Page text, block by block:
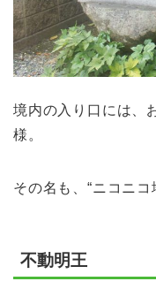
境内の入り口には、
様。
その名も、“ニコニコ
不動明王